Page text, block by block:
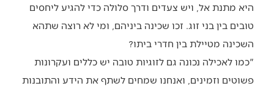
היא מתנת אל, ויש צעדים ודרך סלולה כדי להגיע ליחסים
טובים בין בני זוג. זכו שכינה ביניהם, ומי לא רוצה שתהא
השכינה מטיילת בין חדרי ביתו?
"כמו לאכילה נכונה גם לזוגיות טובה יש כללים ועקרונות
פשוטים וזמינים, ואנחנו שמחים לשתף את הידע והתובנות